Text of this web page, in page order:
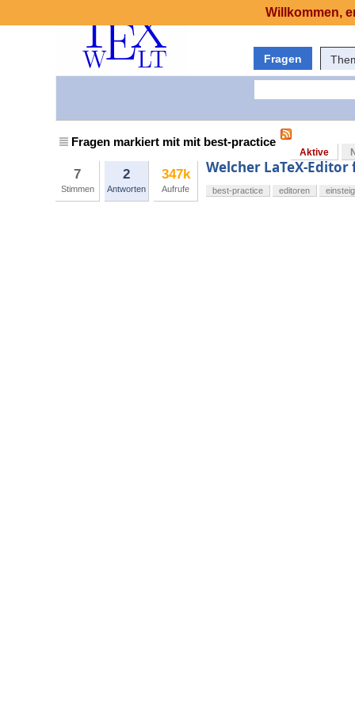
Fragen
Fragen markiert mit mit best-practice
Aktive
7
Stimmen
2
Antworten
347k
Aufrufe
Welcher LaTeX-
best-practice editoren
Willkommen,